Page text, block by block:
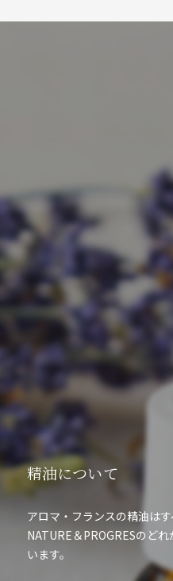
精油について
アロマ・フランスの精油は
NATURE＆PROGRESのど
います。